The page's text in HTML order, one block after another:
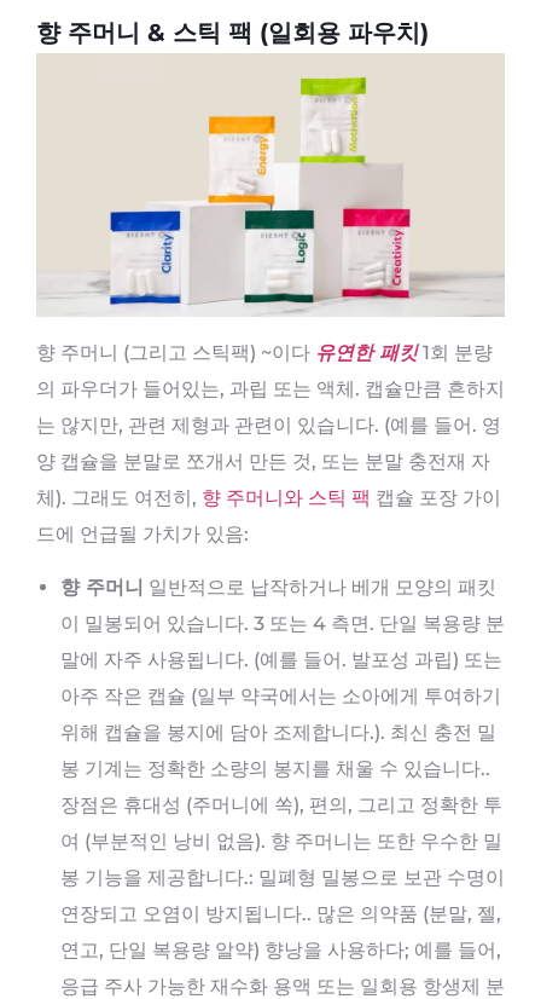
향 주머니 & 스틱 팩 (일회용 파우치)
향 주머니 (그리고 스틱팩) ~이다 유연한 패킷 1회 분량
의 파우더가 들어있는, 과립 또는 액체. 캡슐만큼 흔하지
는 않지만, 관련 제형과 관련이 있습니다. (예를 들어. 영
양 캡슐을 분말로 쪼개서 만든 것, 또는 분말 충전재 자
체). 그래도 여전히, 향 주머니와 스틱 팩 캡슐 포장 가이
드에 언급될 가치가 있음:
향 주머니 일반적으로 납작하거나 베개 모양의 패킷
이 밀봉되어 있습니다. 3 또는 4 측면. 단일 복용량 분
말에 자주 사용됩니다. (예를 들어. 발포성 과립) 또는
아주 작은 캡슐 (일부 약국에서는 소아에게 투여하기
위해 캡슐을 봉지에 담아 조제합니다.). 최신 충전 밀
봉 기계는 정확한 소량의 봉지를 채울 수 있습니다..
장점은 휴대성 (주머니에 쏙), 편의, 그리고 정확한 투
여 (부분적인 낭비 없음). 향 주머니는 또한 우수한 밀
봉 기능을 제공합니다.: 밀폐형 밀봉으로 보관 수명이
연장되고 오염이 방지됩니다.. 많은 의약품 (분말, 젤,
연고, 단일 복용량 알약) 향낭을 사용하다; 예를 들어,
응급 주사 가능한 재수화 용액 또는 일회용 항생제 분